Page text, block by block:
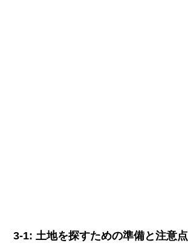
3-1: 土地を探すための準備と注意点